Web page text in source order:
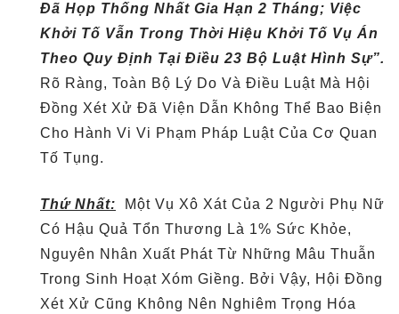
Đã Họp Thống Nhất Gia Hạn 2 Tháng; Việc
Khởi Tố Vẫn Trong Thời Hiệu Khởi Tố Vụ Án
Theo Quy Định Tại Điều 23 Bộ Luật Hình Sự”.
Rõ Ràng, Toàn Bộ Lý Do Và Điều Luật Mà Hội
Đồng Xét Xử Đã Viện Dẫn Không Thể Bao Biện
Cho Hành Vi Vi Phạm Pháp Luật Của Cơ Quan
Tố Tụng.
Thứ Nhất: Một Vụ Xô Xát Của 2 Người Phụ Nữ
Có Hậu Quả Tổn Thương Là 1% Sức Khỏe,
Nguyên Nhân Xuất Phát Từ Những Mâu Thuẫn
Trong Sinh Hoạt Xóm Giềng. Bởi Vậy, Hội Đồng
Xét Xử Cũng Không Nên Nghiêm Trọng Hóa